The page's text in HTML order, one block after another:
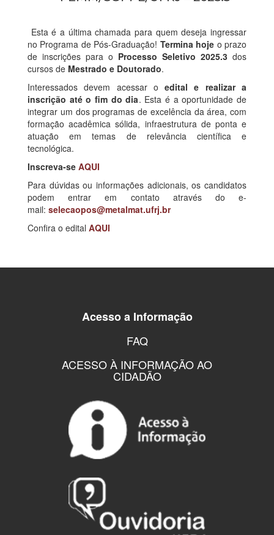
Esta é a última chamada para quem deseja ingressar
no Programa de Pós-Graduação! Termina hoje o prazo
de inscrições para o Processo Seletivo 2025.3 dos
cursos de Mestrado e Doutorado.
Interessados devem acessar oedital e realizar a
inscrição até o fim do dia. Esta é a oportunidade de
integrar um dos programas de excelência da área, com
formação acadêmica sólida, infraestrutura de ponta e
atuação em temas de relevância científica e
tecnológica.
Inscreva-se AQUI
Para dúvidas ou informações adicionais, os candidatos
podem entrar em contato através do e-
mail: selecaopos@metalmat.ufrj.br
Confira o edital AQUI
Acesso a Informação
FAQ
ACESSO À INFORMAÇÃO AO
CIDADÃO